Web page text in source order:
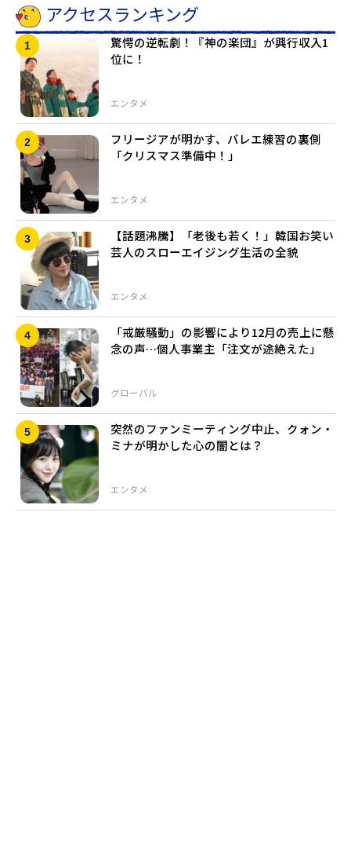
アクセスランキング
エンタメ
驚愕の逆転劇！『神の楽団』が興行収入1
位に！
エンタメ
フリージアが明かす、バレエ練習の裏側
「クリスマス準備中！」
エンタメ
【話題沸騰】「老後も若く！」韓国お笑い
芸人のスローエイジング生活の全貌
グローバル
「戒厳騒動」の影響により12月の売上に懸
念の声…個人事業主「注文が途絶えた」
エンタメ
突然のファンミーティング中止、クォン・
ミナが明かした心の闇とは？